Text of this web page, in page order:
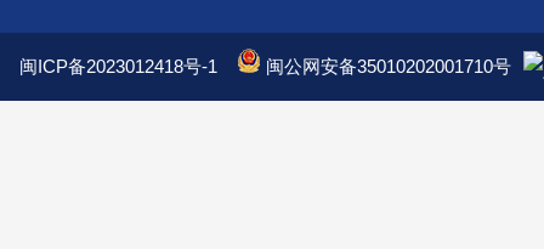
闽ICP备2023012418号-1 闽公网安备35010202001710号